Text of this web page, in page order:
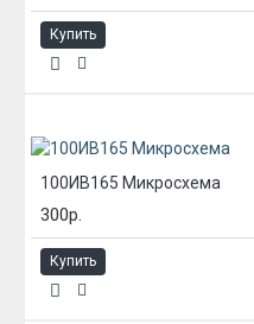
Купить
100ИВ165 Микросхема
300р.
Купить